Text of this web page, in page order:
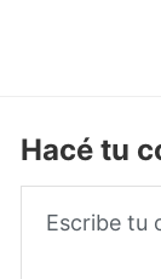
Hacé tu